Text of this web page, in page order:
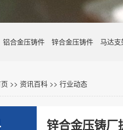
铝合金压铸件 锌合金压铸件 马达支
>> 资讯百科 >> 行业动态
锌合金压铸厂